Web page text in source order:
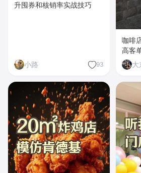
升囤券和核销率实战技巧
小路 93
咖啡
高客
大